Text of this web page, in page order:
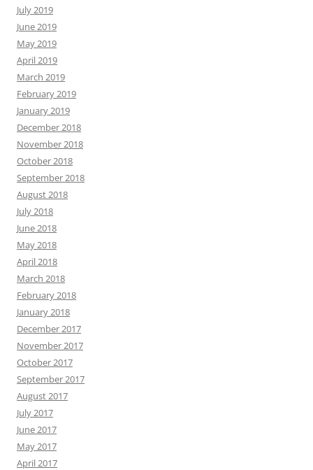
July 2019
June 2019
May 2019
April 2019
March 2019
February 2019
January 2019
December 2018
November 2018
October 2018
September 2018
August 2018
July 2018
June 2018
May 2018
April 2018
March 2018
February 2018
January 2018
December 2017
November 2017
October 2017
September 2017
August 2017
July 2017
June 2017
May 2017
April 2017